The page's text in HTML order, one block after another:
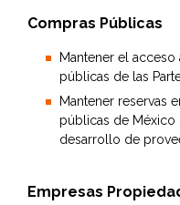
Compras Públicas
Mantener el
públicas de las
Mantener reservas
públicas de México
desarrollo de
Empresas